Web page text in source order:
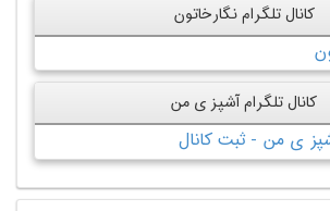
کانال تلگرام نگارخاتون
کانال تلگرام آشپز ی من